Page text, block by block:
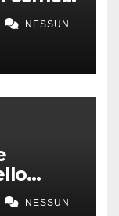
NESSUN
NESSUN